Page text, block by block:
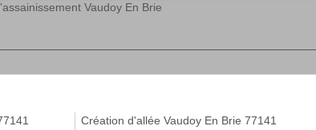
Vaudoy En Brie
Création d'allée Vaudoy En Brie 77141